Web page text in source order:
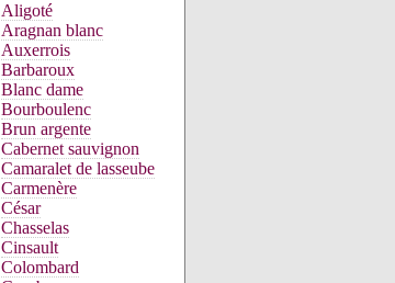
Aligoté
Aragnan blanc
Auxerrois
Barbaroux
Blanc dame
Bourboulenc
Brun argente
Cabernet sauvignon
Camaralet de lasseube
Carmenère
César
Chasselas
Cinsault
Colombard